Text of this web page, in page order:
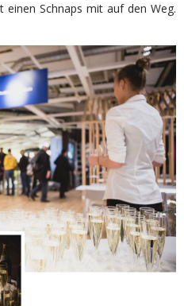
Schnaps mit auf den Weg.